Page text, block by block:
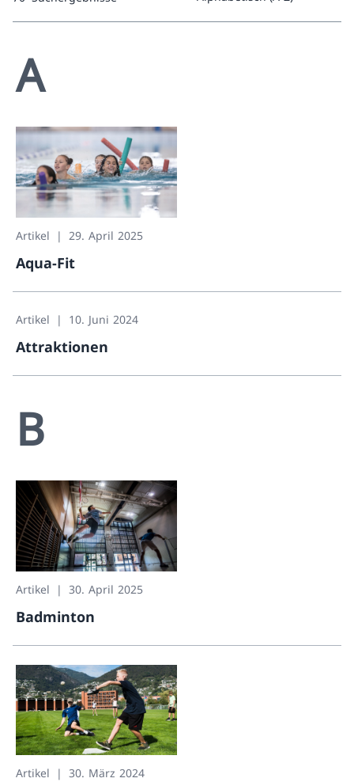
0 Suchergebnisse
A
Artikel 29. April 2025
Aqua-Fit
Aqua-Fit
Artikel 10. Juni 2024
Attraktionen
Attraktionen
B
Artikel 30. April 2025
Badminton
Badminton
Artikel 30. März 2024